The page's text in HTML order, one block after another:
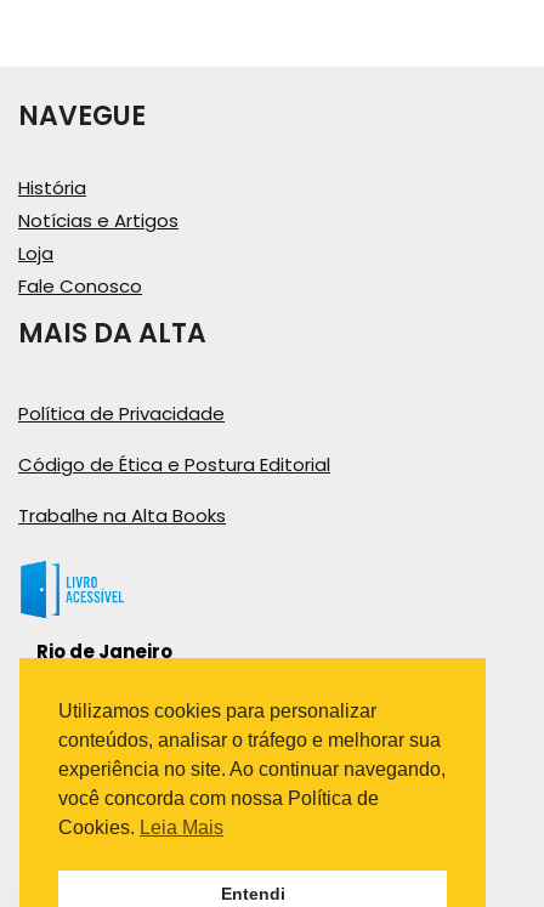
NAVEGUE
História
Notícias e Artigos
Loja
Fale Conosco
MAIS DA ALTA
Política de Privacidade
Código de Ética e Postura Editorial
Trabalhe na Alta Books
Rio de Janeiro
Bairro Industrial do Jacaré
Rio de Janeiro – RJ – CEP: 20970-031
Telefone:
(21) 3278-8069
(21) 3995-7512
Utilizamos cookies para personalizar
conteúdos, analisar o tráfego e melhorar sua
experiência no site. Ao continuar navegando,
você concorda com nossa Política de
Cookies. Leia Mais
Entendi